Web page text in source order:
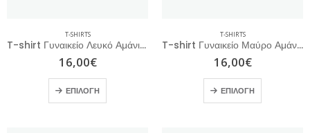
T-SHIRTS
T-shirt Γυναικείο Λευκό Αμάνικο
16,00€
ΕΠΙΛΟΓΉ
T-SHIRTS
T-shirt Γυναικείο Μαύρο Αμάνικο
16,00€
ΕΠΙΛΟΓΉ